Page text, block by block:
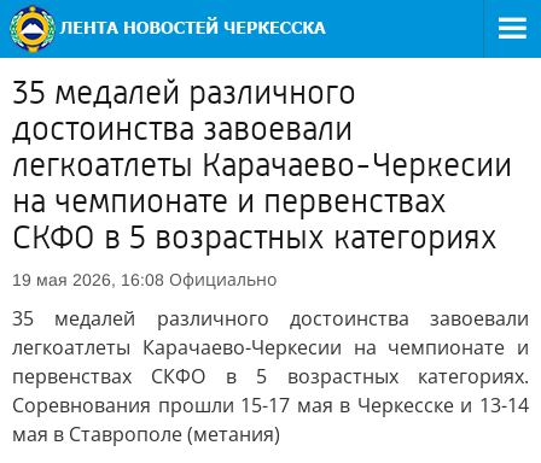
35 медалей различного
достоинства завоевали
легкоатлеты Карачаево-Черкесии
на чемпионате и первенствах
СКФО в 5 возрастных категориях
19 мая 2026, 16:08 Официально
35 медалей различного достоинства завоевали
легкоатлеты Карачаево-Черкесии на чемпионате и
первенствах СКФО в 5 возрастных категориях.
Соревнования прошли 15-17 мая в Черкесске и 13-14
мая в Ставрополе (метания)